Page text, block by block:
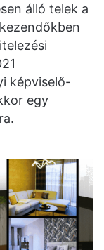
álló telek a
képviselő-
egy